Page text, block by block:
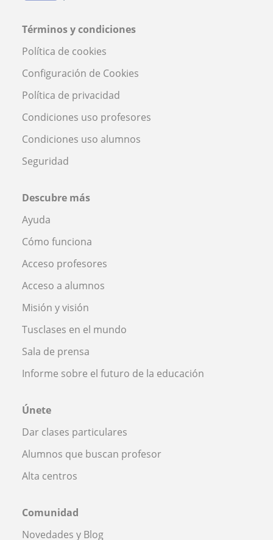
Términos y condiciones
Política de cookies
Configuración de Cookies
Política de privacidad
Condiciones uso profesores
Condiciones uso alumnos
Seguridad
Descubre más
Ayuda
Cómo funciona
Acceso profesores
Acceso a alumnos
Misión y visión
Tusclases en el mundo
Sala de prensa
Informe sobre el futuro de la educación
Únete
Dar clases particulares
Alumnos que buscan profesor
Alta centros
Comunidad
Novedades y Blog